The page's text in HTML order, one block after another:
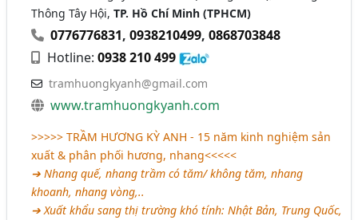
Thông Tây Hội,TP. Hồ Chí Minh (TPHCM)
0776776831,0938210499,0868703848
Hotline:0938 210 499
tramhuongkyanh@gmail.com
www.tramhuongkyanh.com
>>>>>TRẦM HƯƠNG KỲ ANH - 15 năm kinh nghiệm sản
xuất & phân phối hương, nhang<<<<<
➔ Nhang quế, nhang trầm có tăm/ không tăm, nhang
khoanh, nhang vòng,..
➔ Xuất khẩu sang thị trường khó tính: Nhật Bản, Trung Quốc,